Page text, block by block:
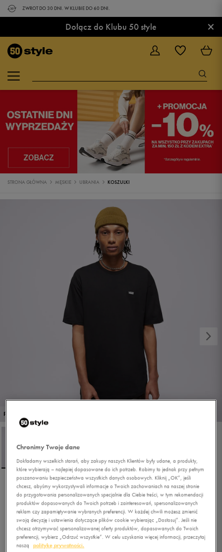
ZWROT DO 30 DNI. W KLUBIE DO 60 DNI.
Dołącz do Klubu 50 style ×
STRONA GŁÓWNA MĘSKIE UBRANIA KOSZULKI
PROMO: DO -30%
VANS T-SHIRT MN LEFT
CHEST LOGO TEE BLACK
0.0 (0)
59,99zł z Vat
Chronimy Twoje dane
Dokładamy wszelkich starań, aby zakupy naszych Klientów były udane, a produkty,
które wybierają – najlepiej dopasowane do ich potrzeb. Robimy to jednak przy pełnym
poszanowaniu bezpieczeństwa wszystkich danych osobowych. Kliknij „OK”, jeśli
chcesz, abyśmy wykorzystywali informacje o Twoich zachowaniach na naszej stronie
do przygotowania personalizowanych specjalnie dla Ciebie treści, w tym rekomendacji
produktów dopasowanych do Twoich potrzeb i zainteresowań, spersonalizowanych
reklam czy zapamiętywanie wybranych preferencji. W każdej chwili możesz zmienić
swoją decyzję i ustawienia dotyczące plików cookie wybierając „Dostosuj”. Jeśli nie
chcesz otrzymywać spersonalizowanej oferty produktów, dopasowanych do Twoich
preferencji, wybierz „Odrzuć wszystkie”. W celu uzyskania więcej informacji, przeczytaj
naszą
politykę prywatności.